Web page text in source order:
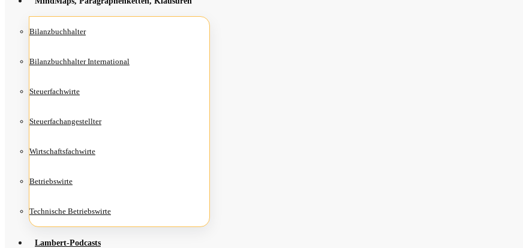
Bilanz­buch­hal­ter
Bilanz­buch­hal­ter International
Steu­er­fach­wir­te
Steu­er­fach­an­ge­stell­ter
Wirt­schafts­fach­wir­te
Betriebs­wir­te
Tech­ni­sche Betriebswirte
Lam­­bert-Pod­­casts